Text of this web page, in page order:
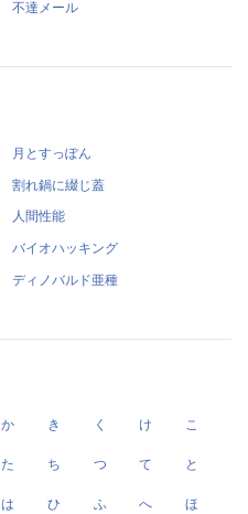
不達メール
月とすっぽん
割れ鍋に綴じ蓋
人間性能
バイオハッキング
ディノバルド亜種
か き く け こ
た ち つ て と
は ひ ふ へ ほ